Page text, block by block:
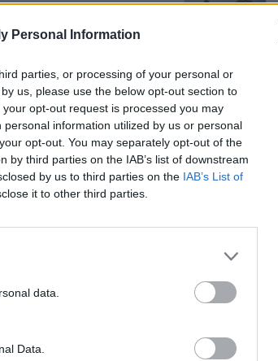
Personal Information
parties, or processing of your personal or
us, please use the below opt-out section to
opt-out request is processed you may
information utilized by us or personal
opt-out. You may separately opt-out of the
third parties on the IAB’s list of downstream
by us to third parties on the IAB’s List of
it to other third parties.
data.
Data.